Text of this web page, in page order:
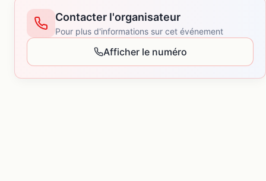
Contacter l'organisateur
Pour plus d'informations sur cet événement
Afficher le numéro